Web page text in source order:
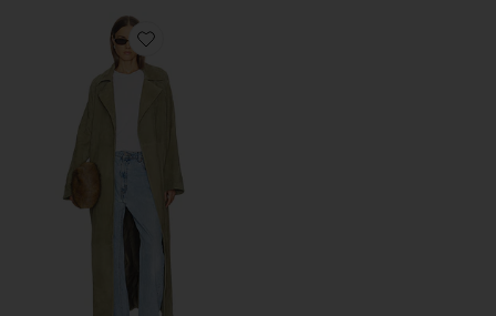
Favorite ПАЛЬТО LOUISE